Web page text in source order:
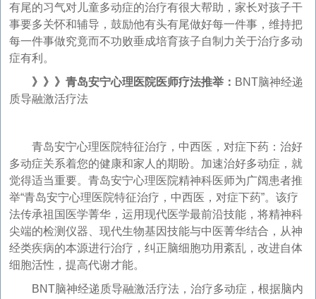
有尾的习气对儿童多动症的治疗有很大帮助，家长对孩子干
事要多关怀和辅导，鼓励他有头有尾做好每一件事，维持把
每一件事做究竟而不功败垂成培育孩子自制力关于治疗多动
症有利。
》》》青岛安宁心理医院医师疗法推举： BNT脑神经递
质导融激活疗法
青岛安宁心理医院特征治疗，中西医，对症下药：治好
多动症关系着您的健康和家人的期盼。加速治好多动症，就
觉得适当重要。青岛安宁心理医院精神科医师为广阔患者推
举“青岛安宁心理医院特征治疗，中西医，对症下药”。该疗
法传承祖国医学菁华，运用现代医学最前沿技能，将精神科
尖端的检测仪器、现代生物基因技能与中医菁华结合，从神
经类疾病的本源进行治疗，纠正脑细胞功用紊乱，改进自体
细胞活性，提高代谢才能。
BNT脑神经递质导融激活疗法，治疗多动症，根据脑内